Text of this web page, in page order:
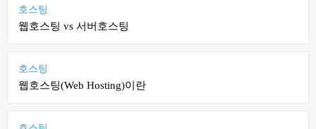
호스팅
웹호스팅 vs 서버호스팅
호스팅
웹호스팅(Web Hosting)이란